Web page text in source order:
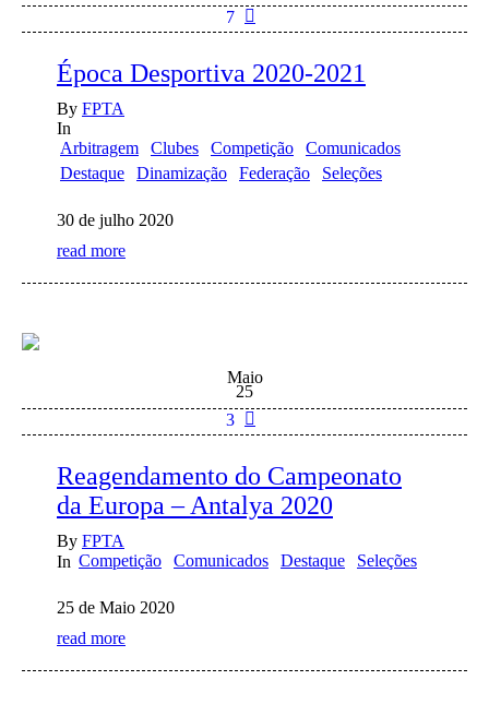
7
Época Desportiva 2020-2021
By FPTA
In
Arbitragem
Clubes Competição
Comunicados
Destaque
Dinamização Federação Seleções
30 de julho 2020
read more
Maio
25
3
Reagendamento do Campeonato
da Europa – Antalya 2020
By FPTA
In Competição Comunicados Destaque Seleções
25 de Maio 2020
read more